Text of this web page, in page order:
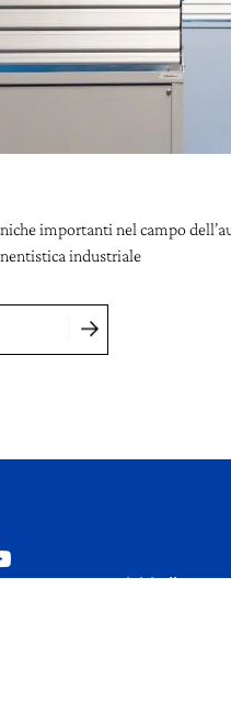
importanti nel campo
industriale
Iscriviti alla